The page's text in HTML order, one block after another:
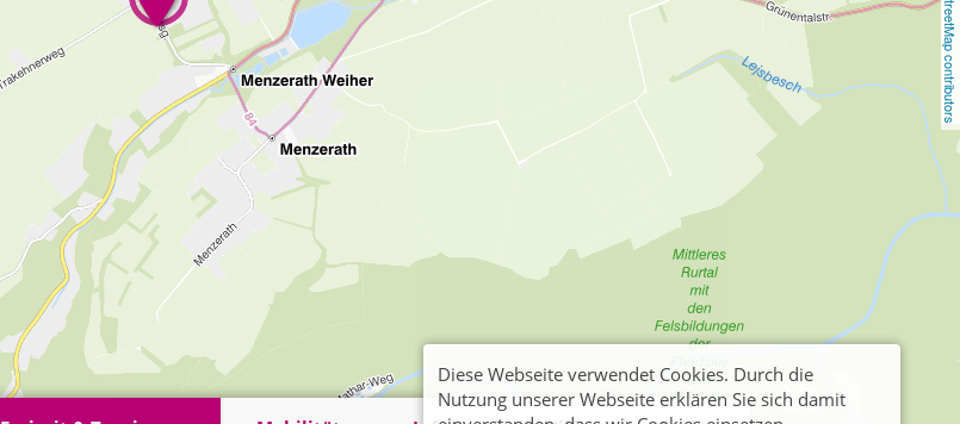
OpenStreetMap contributors
Diese Webseite verwendet Cookies. Durch die
Nutzung unserer Webseite erklären Sie sich damit